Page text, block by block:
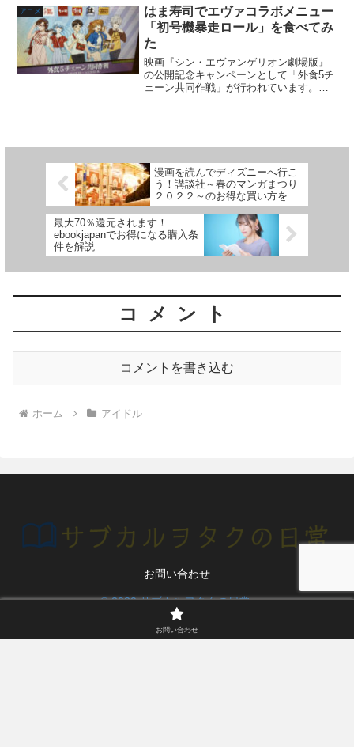
す。「本は読み放題」、おまけにコーヒ
ーと煎茶も飲み放題と、とに...
アニメ
はま寿司でエヴァコラボメニュー
「初号機暴走ロール」を食べてみ
た
映画『シン・エヴァンゲリオン劇場版』
の公開記念キャンペーンとして「外食5チ
ェーン共同作戦」が行われています。自
漫画を読んでディズニーへ行こ
う！講談社～春のマンガまつり
２０２２～のお得な買い方をご
紹介
最大70％還元されます！
ebookjapanでお得になる購入条
件を解説
コメント
コメントを書き込む
ホーム アイドル
お問い合わせ
© 2020 サブカルヲタクの日常.
お問い合わせ